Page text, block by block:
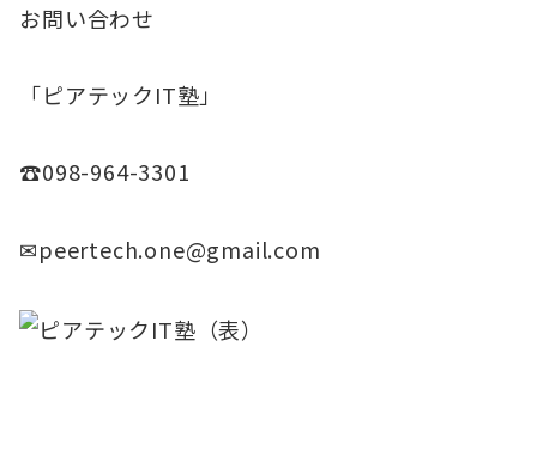
お問い合わせ
「ピアテックIT塾」
☎098-964-3301
✉peertech.one@gmail.com